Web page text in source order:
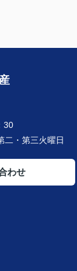
30
二・第三火曜日
わせ